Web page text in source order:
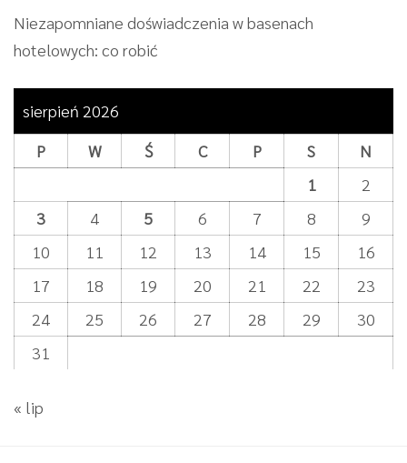
Niezapomniane doświadczenia w basenach
hotelowych: co robić
sierpień 2026
P
W Ś C P S
N
1
2
3
4 5 6 7 8
9
10
11 12 13 14 15
16
17
18 19 20 21 22
23
24
25 26 27 28 29
30
31
« lip